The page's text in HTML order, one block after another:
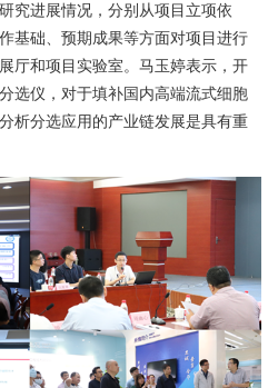
究进展情况，分别从项目立项依
基础、预期成果等方面对项目进行
厅和项目实验室。马玉婷表示，开
选仪，对于填补国内高端流式细胞
析分选应用的产业链发展是具有重